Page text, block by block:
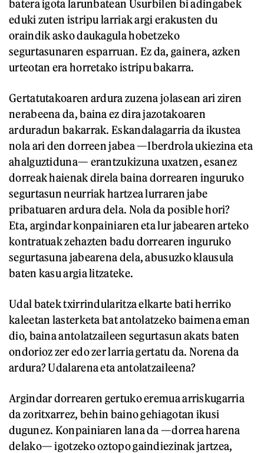
batera igota larunbatean Usurbilen bi adingabek
eduki zuten istripu larriak argi erakusten du
oraindik asko daukagula hobetzeko
segurtasunaren esparruan. Ez da, gainera, azken
urteotan era horretako istripu bakarra.
Gertatutakoaren ardura zuzena jolasean ari ziren
nerabeena da, baina ez dira jazotakoaren
arduradun bakarrak. Eskandalagarria da ikustea
nola ari den dorreen jabea —Iberdrola ukiezina eta
ahalguztiduna— erantzukizuna uxatzen, esanez
dorreak haienak direla baina dorrearen inguruko
segurtasun neurriak hartzea lurraren jabe
pribatuaren ardura dela. Nola da posible hori?
Eta, argindar konpainiaren eta lur jabearen arteko
kontratuak zehazten badu dorrearen inguruko
segurtasuna jabearena dela, abusuzko klausula
baten kasu argia litzateke.
Udal batek txirrindularitza elkarte bati herriko
kaleetan lasterketa bat antolatzeko baimena eman
dio, baina antolatzaileen segurtasun akats baten
ondorioz zer edo zer larria gertatu da. Norena da
ardura? Udalarena eta antolatzaileena?
Argindar dorrearen gertuko eremua arriskugarria
da zoritxarrez, behin baino gehiagotan ikusi
dugunez. Konpainiaren lana da —dorrea harena
delako— igotzeko oztopo gaindiezinak jartzea,